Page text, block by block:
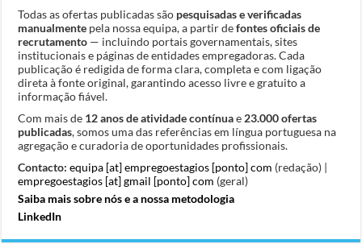
Todas as ofertas publicadas são pesquisadas e verificadas
manualmente pela nossa equipa, a partir defontes oficiais de
recrutamento — incluindo portais governamentais, sites
institucionais e páginas de entidades empregadoras. Cada
publicação é redigida de forma clara, completa e com ligação
direta à fonte original, garantindo acesso livre e gratuito a
informação fiável.
Com mais de 12 anos de atividade contínuae 23.000 ofertas
publicadas, somos uma das referências em língua portuguesa na
agregação e curadoria de oportunidades profissionais.
Contacto: equipa [at] empregoestagios [ponto] com (redação) |
empregoestagios [at] gmail [ponto] com (geral)
Saiba mais sobre nós e a nossa metodologia
LinkedIn